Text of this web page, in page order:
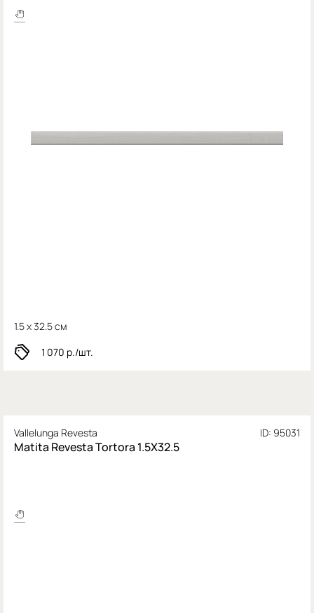
1.5 x 32.5 см
1 070 р./шт.
Vallelunga Revesta ID: 95031
Matita Revesta Tortora 1.5X32.5